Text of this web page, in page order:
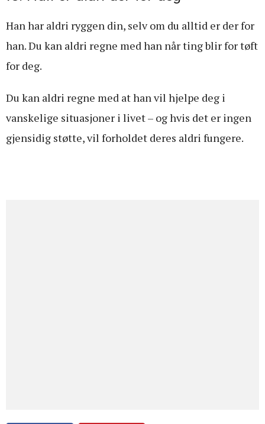
Han har aldri ryggen din, selv om du alltid er der for
han. Du kan aldri regne med han når ting blir for tøft
for deg.
Du kan aldri regne med at han vil hjelpe deg i
vanskelige situasjoner i livet – og hvis det er ingen
gjensidig støtte, vil forholdet deres aldri fungere.